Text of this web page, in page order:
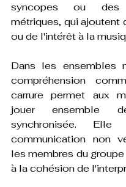
syncopes ou des
métriques, qui ajoutent
ou de l'intérêt à la
Dans les ensembles
compréhension
carrure permet aux
jouer ensemble
synchronisée.
communication non
les membres du
à la cohésion de